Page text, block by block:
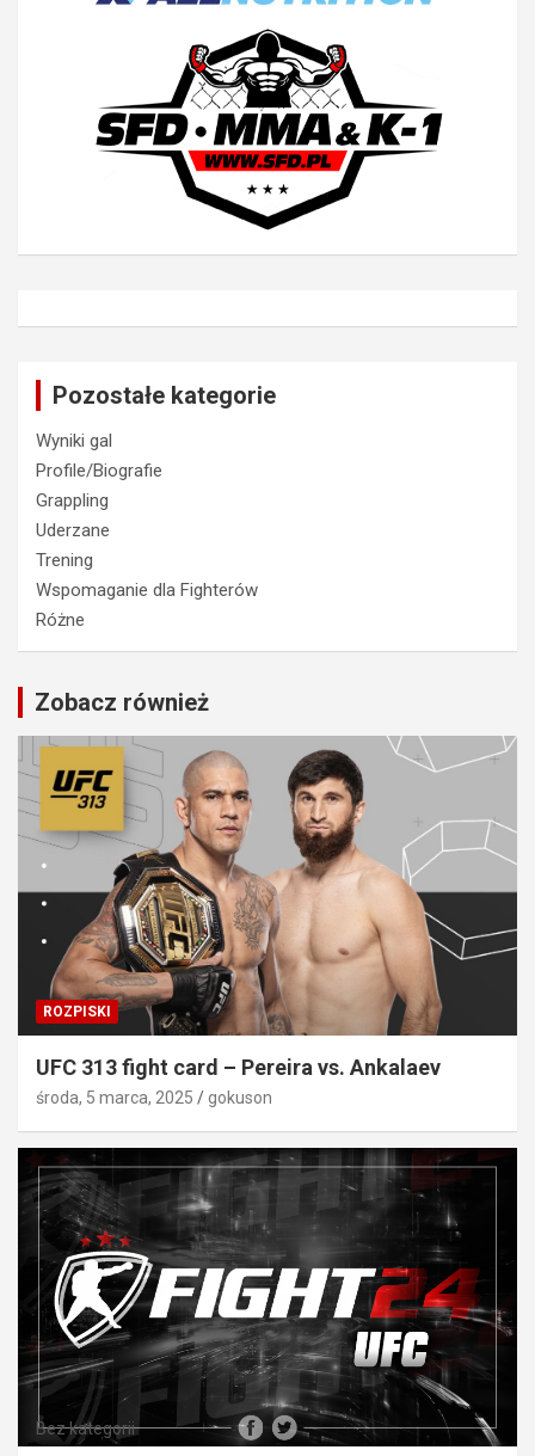
Pozostałe kategorie
Wyniki gal
Profile/Biografie
Grappling
Uderzane
Trening
Wspomaganie dla Fighterów
Różne
Zobacz również
ROZPISKI
UFC 313 fight card – Pereira vs. Ankalaev
środa, 5 marca, 2025 gokuson
Bez kategorii